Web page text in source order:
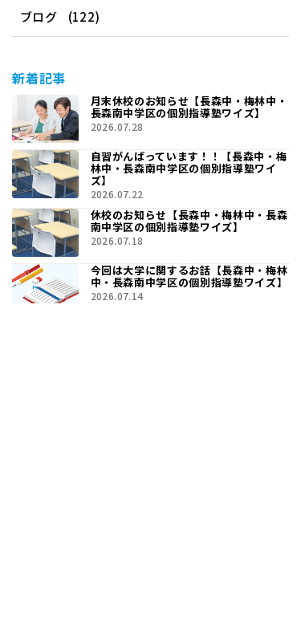
ブログ (122)
新着記事
月末休校のお知らせ【長森中・梅林中・
長森南中学区の個別指導塾ワイズ】
2026.07.28
自習がんばっています！！【長森中・梅
林中・長森南中学区の個別指導塾ワイ
ズ】
2026.07.22
休校のお知らせ【長森中・梅林中・長森
南中学区の個別指導塾ワイズ】
2026.07.18
今回は大学に関するお話【長森中・梅林
中・長森南中学区の個別指導塾ワイズ】
2026.07.14